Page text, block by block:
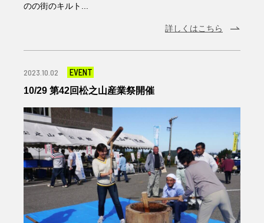
のの街のキルト...
詳しくはこちら
2023.10.02 EVENT
10/29 第42回松之山産業祭開催